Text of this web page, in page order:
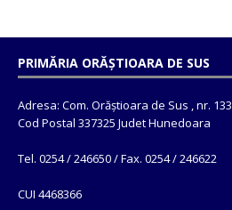
PRIMĂRIA ORĂȘTIOARA DE SUS
Adresa: Com. Orăștioara de Sus , nr. 133,
Cod Postal 337325 Judet Hunedoara
Tel. 0254 / 246650 / Fax. 0254 / 246622
CUI 4468366